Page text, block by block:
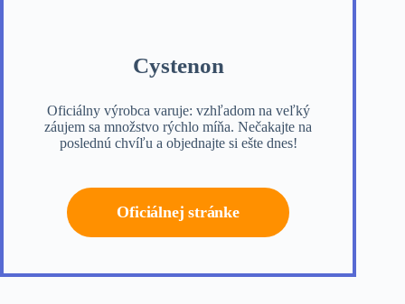
Cystenon
Oficiálny výrobca varuje: vzhľadom na veľký
záujem sa množstvo rýchlo míňa. Nečakajte na
poslednú chvíľu a objednajte si ešte dnes!
Oficiálnej stránke